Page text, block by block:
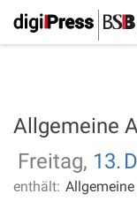
Allgemeine
Freitag, 13.
enthält: